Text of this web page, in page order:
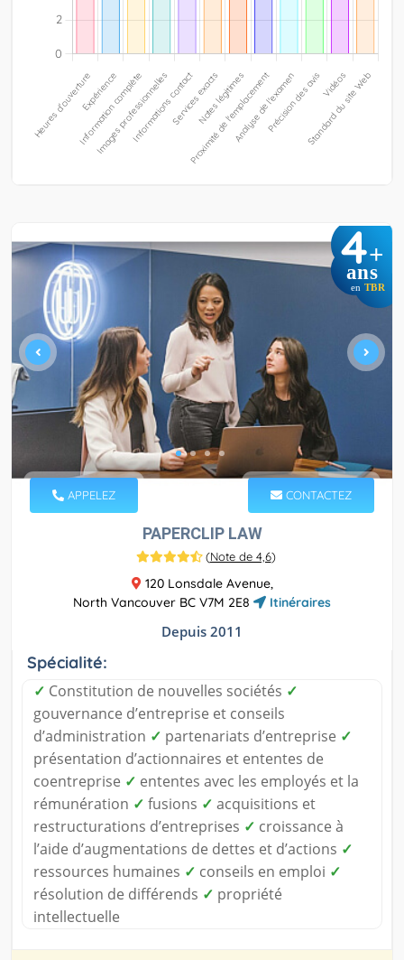
4+
ans
en TBR
APPELEZ CONTACTEZ
PAPERCLIP LAW
(Note de 4,6)
120 Lonsdale Avenue,
North Vancouver BC V7M 2E8
Itinéraires
Depuis 2011
Spécialité:
✓ Constitution de nouvelles sociétés ✓
gouvernance d’entreprise et conseils
d’administration ✓ partenariats d’entreprise ✓
présentation d’actionnaires et ententes de
coentreprise ✓ ententes avec les employés et la
rémunération ✓ fusions ✓ acquisitions et
restructurations d’entreprises ✓ croissance à
l’aide d’augmentations de dettes et d’actions ✓
ressources humaines ✓ conseils en emploi ✓
résolution de différends ✓ propriété
intellectuelle